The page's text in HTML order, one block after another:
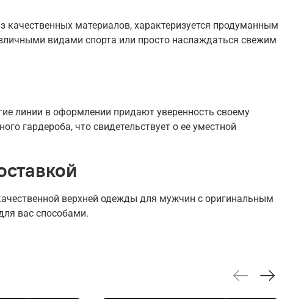
материалов, характеризуется продуманным
видами спорта или просто наслаждаться свежим
линии в оформлении придают уверенность своему
гардероба, что свидетельствует о ее уместной
верхней одежды для мужчин с оригинальным
вас способами.